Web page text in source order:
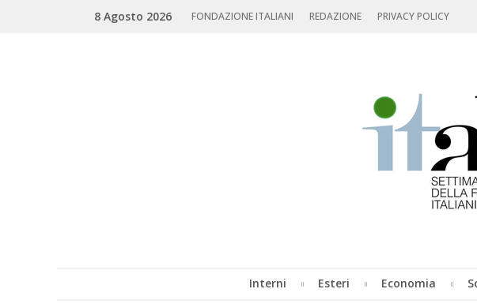
Search
8 Agosto 2026 FONDAZIONE ITALIANI REDAZIONE PRIVACY POLICY
Interni Esteri Economia